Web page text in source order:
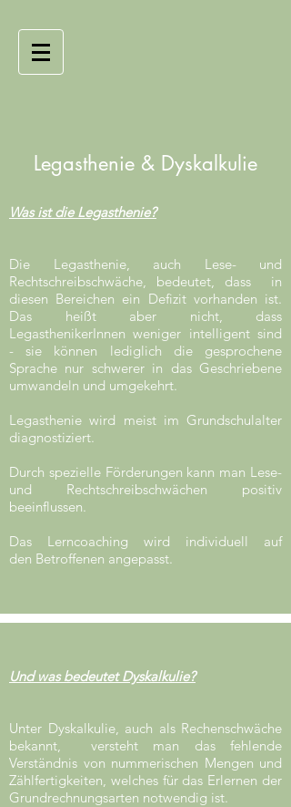
Legasthenie & Dyskalkulie
Was ist die Legasthenie?
Die Legasthenie, auch Lese- und
Rechtschreibschwäche, bedeutet, dass in
diesen Bereichen ein Defizit vorhanden ist.
Das heißt aber nicht, dass
LegasthenikerInnen weniger intelligent sind
- sie können lediglich die gesprochene
Sprache nur schwerer in das Geschriebene
umwandeln und umgekehrt.
Legasthenie wird meist im Grundschulalter
diagnostiziert.
Durch spezielle Förderungen kann man Lese-
und Rechtschreibschwächen positiv
beeinflussen.
Das Lerncoaching wird individuell auf
den Betroffenen angepasst.
Und was bedeutet Dyskalkulie?
Unter Dyskalkulie, auch als Rechenschwäche
bekannt, versteht man das fehlende
Verständnis von nummerischen Mengen und
Zählfertigkeiten, welches für das Erlernen der
Grundrechnungsarten notwendig ist.